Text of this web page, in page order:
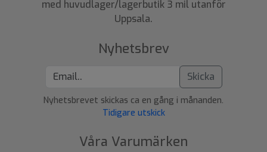
med huvudlager/lagerbutik 3 mil utanför
Uppsala.
Nyhetsbrev
Skicka
Nyhetsbrevet skickas ca en gång i månanden.
Tidigare utskick
Våra Varumärken